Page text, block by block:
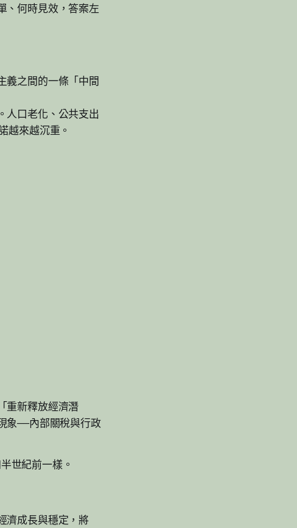
、何時見效，答案左
義之間的一條「中間
人口老化、公共支出
越來越沉重。
重新釋放經濟潛
象——內部關稅與行政
世紀前一樣。
濟成長與穩定，將